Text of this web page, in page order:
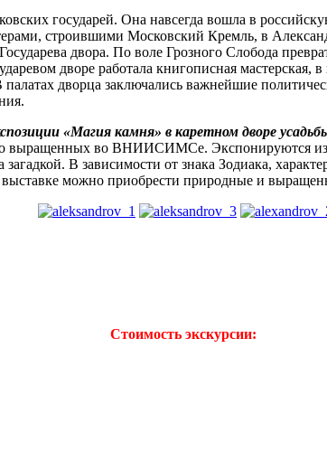
государей. Она навсегда вошла в
строившими Московский Кремль, в
двора. По воле Грозного Слобода
дворе работала книгописная мастерская,
палатах дворца заключались важнейшие
«Магия камня» в каретном дворе
выращенных во ВНИИСИМСе. Экспонируются
В зависимости от знака Зодиака,
можно приобрести природные и
Стоимость экскурсии: